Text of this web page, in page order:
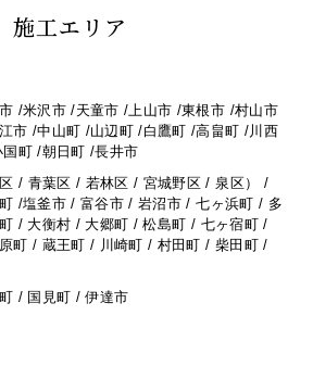
施工エリア
/米沢市 /天童市 /上山市 /東根市 /村山市
市 /中山町 /山辺町 /白鷹町 /高畠町 /川西
町 /朝日町 /長井市
/ 青葉区 / 若林区 / 宮城野区 / 泉区） /
/塩釜市 / 富谷市 / 岩沼市 / 七ヶ浜町 / 多
/ 大衡村 / 大郷町 /松島町 / 七ヶ宿町 /
町 / 蔵王町 / 川崎町 / 村田町 / 柴田町 /
/ 国見町 / 伊達市